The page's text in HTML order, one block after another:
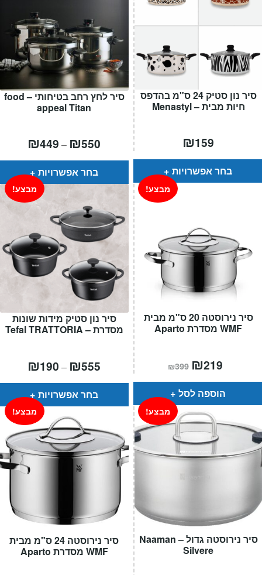
סיר לחץ רחב בטיחותי – food
appeal Titan
₪449 – ₪550
⁦₪449⁩
בחר אפשרויות
סיר נון סטיק 24 ס"מ בהדפס
חיות מבית – Menastyl
₪159
בחר אפשרויות
סיר נון סטיק מידות שונות
מסדרת – Tefal TRATTORIA
מבצע!
₪190 – ₪555
⁦₪190⁩
בחר אפשרויות
סיר נירוסטה 20 ס"מ מבית
WMF מסדרת Aparto
מבצע!
₪399 המחיר
המקורי
היה:
₪399.
₪219
הוא:
הוספה לסל
סיר נירוסטה 24 ס"מ מבית
WMF מסדרת Aparto
מבצע!
סיר נירוסטה גדול – Naaman
Silvere
מבצע!